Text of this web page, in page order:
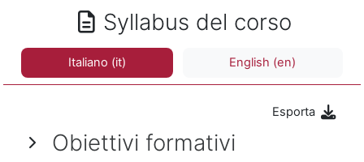
Syllabus del corso
Italiano ‎(it)‎ English ‎(en)‎
Esporta
Obiettivi formativi